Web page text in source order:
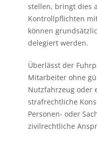
stellen, bringt dies
Kontrollpflichten
können
delegiert werden.
Überlässt der
Mitarbeiter ohne
Nutzfahrzeug oder
strafrechtliche
Personen- oder
zivilrechtliche